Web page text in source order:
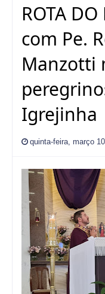
ROTA
com Pe.
Manzotti
Igrejinha
quinta-feira, março